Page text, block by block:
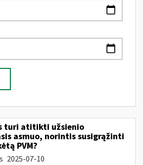
turi atitikti užsienio
asmuo, norintis susigrąžinti
PVM?
2025-07-10